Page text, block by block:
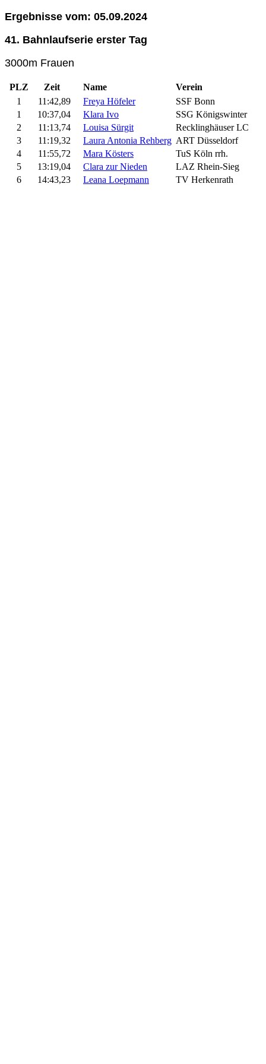
Ergebnisse vom: 05.09.2024
41. Bahnlaufserie erster Tag
3000m Frauen
PLZ Zeit Name
Verein
1
11:42,89 Freya Höfeler
SSF Bonn
1
10:37,04 Klara Ivo
SSG Königswinter
2
11:13,74 Louisa Sürgit
Recklinghäuser LC
3
11:19,32 Laura Antonia Rehberg ART Düsseldorf
4
11:55,72 Mara Kösters
TuS Köln rrh.
5
13:19,04 Clara zur Nieden
LAZ Rhein-Sieg
6
14:43,23 Leana Loepmann TV Herkenrath